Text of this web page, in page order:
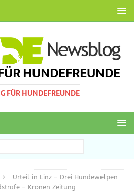
HUNDEFREUNDE
FÜR HUNDEFREUNDE
Urteil in Linz – Drei Hundewelpen
– Kronen Zeitung